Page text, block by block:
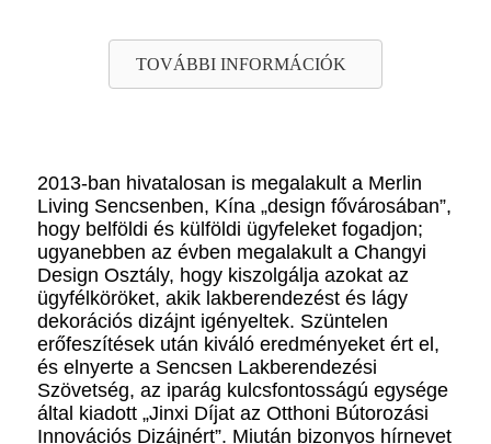
TOVÁBBI INFORMÁCIÓK
2013-ban hivatalosan is megalakult a Merlin
Living Sencsenben, Kína „design fővárosában”,
hogy belföldi és külföldi ügyfeleket fogadjon;
ugyanebben az évben megalakult a Changyi
Design Osztály, hogy kiszolgálja azokat az
ügyfélköröket, akik lakberendezést és lágy
dekorációs dizájnt igényeltek. Szüntelen
erőfeszítések után kiváló eredményeket ért el,
és elnyerte a Sencsen Lakberendezési
Szövetség, az iparág kulcsfontosságú egysége
által kiadott „Jinxi Díjat az Otthoni Bútorozási
Innovációs Dizájnért”. Miután bizonyos hírnevet